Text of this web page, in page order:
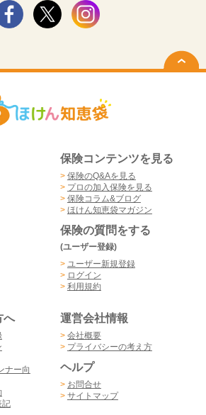
保険コンテンツを見る
> 保険のQ&Aを見る
> プロの加入保険を見る
> 保険コラム&ブログ
> ほけん知恵袋マガジン
保険の質問をする
(ユーザー登録)
> ユーザー新規登録
> ログイン
> 利用規約
へ
ナー向
記
運営会社情報
> 会社概要
> プライバシーの考え方
ヘルプ
> お問合せ
> サイトマップ